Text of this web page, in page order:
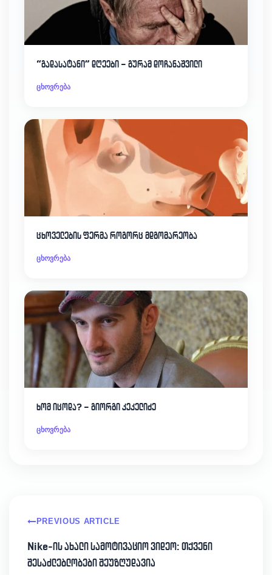
“გადასატანი” დღეები – გურამ დოჩანაშვილი
ცხოვრება
ცხოველების ფერმა როგორც მდგომარეობა
ცხოვრება
ხომ იცოდა? – გიორგი კეკელიძე
ცხოვრება
PREVIOUS ARTICLE
Nike-ის ახალი სამოტივაციო ვიდეო: თქვენი
შესაძლებლობები შეუზღუდავია